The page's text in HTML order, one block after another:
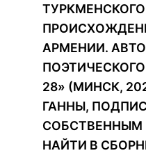
ТУРКМЕНСКОГО
АРМЕНИИ.
28» (МИНСК,
ГАННЫ,
НАЙТИ В